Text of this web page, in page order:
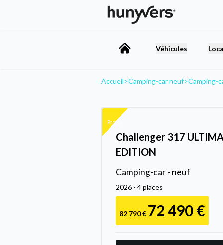
Véhicules
Accueil>Camping-car neuf>Camping-
Promo
Challenger 317
EDITION
Camping-car - neuf
2026 - 4 places
82 790 € 72 490 €